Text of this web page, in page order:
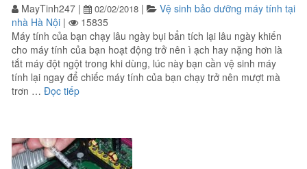
MayTinh247 | 02/02/2018 |
Vệ sinh bảo dưỡng máy tính tại
nhà Hà Nội |
15835
Máy tính của bạn chạy lâu ngày bụi bẩn tích lại lâu ngày khiến
cho máy tính của bạn hoạt động trở nên ì ạch hay nặng hơn là
tắt máy đột ngột trong khi dùng, lúc này bạn cần vệ sinh máy
tính lại ngay để chiếc máy tính của bạn chạy trở nên mượt mà
trơn … Đọc tiếp“Vệ sinh bảo dưỡng máy tính, laptop tận nơi quận